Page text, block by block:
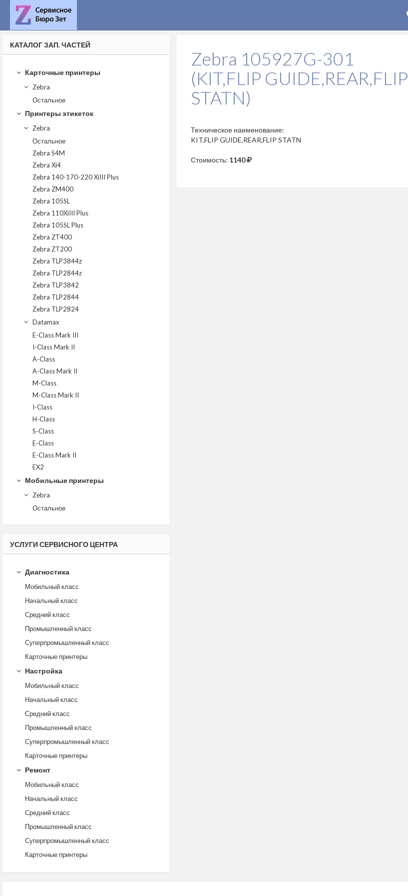
КАТАЛОГ ЗАП. ЧАСТЕЙ
Карточные принтеры
Zebra
Остальное
Принтеры этикеток
Zebra
Остальное
Zebra S4M
Zebra Xi4
Zebra 140-170-220 XiIII Plus
Zebra ZM400
Zebra 105SL
Zebra 110XiIII Plus
Zebra 105SL Plus
Zebra ZT400
Zebra ZT200
Zebra TLP3844z
Zebra TLP2844z
Zebra TLP3842
Zebra TLP2844
Zebra TLP2824
Datamax
E-Class Mark III
I-Class Mark II
A-Class
A-Class Mark II
M-Class
M-Class Mark II
I-Class
H-Class
S-Class
E-Class
E-Class Mark II
EX2
Мобильные принтеры
Zebra
Остальное
УСЛУГИ СЕРВИСНОГО ЦЕНТРА
Диагностика
Мобильный класс
Начальный класс
Средний класс
Промышленный класс
Суперпромышленный класс
Карточные принтеры
Настройка
Мобильный класс
Начальный класс
Средний класс
Промышленный класс
Суперпромышленный класс
Карточные принтеры
Ремонт
Мобильный класс
Начальный класс
Средний класс
Промышленный класс
Суперпромышленный класс
Карточные принтеры
Zebra 105927G-301
(KIT,FLIP GUIDE,REAR,FLIP
STATN)
Техническое наименование:
KIT,FLIP GUIDE,REAR,FLIP STATN
Стоимость: 1140